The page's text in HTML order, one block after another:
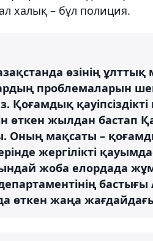
халық – бұл полиция.
өзінің
проблемаларын
Қоғамдық
өткен жылдан бастап
Оның мақсаты –
жергілікті
жоба елордада
өткен жаңа